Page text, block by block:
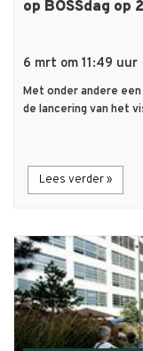
op BOSSdag op
6 mrt om 11:49 uur
Met onder andere
de lancering van het
Lees verder »